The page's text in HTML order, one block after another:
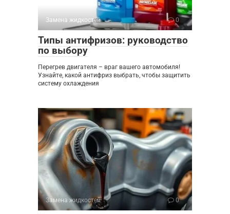
Замена жидкостей 0
Типы антифризов: руководство
по выбору
Перегрев двигателя – враг вашего автомобиля!
Узнайте, какой антифриз выбрать, чтобы защитить
систему охлаждения
Замена жидкостей 0